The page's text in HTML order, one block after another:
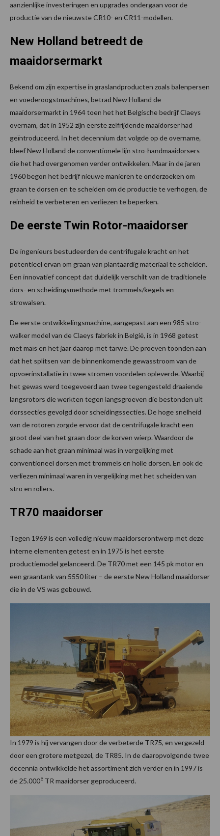
aanzienlijke investeringen en upgrades ondergaan voor de
productie van de nieuwste CR10- en CR11-modellen.
New Holland betreedt de
maaidorsermarkt
Bekend om zijn expertise in graslandproducten zoals balenpersen
en voederoogstmachines, betrad New Holland de
maaidorsermarkt in 1964 toen het het Belgische bedrijf Claeys
overnam, dat in 1952 zijn eerste zelfrijdende maaidorser had
geïntroduceerd. In het decennium dat volgde op de overname,
bleef New Holland de conventionele lijn stro-handmaaidorsers
die het had overgenomen verder ontwikkelen. Maar in de jaren
1960 begon het bedrijf nieuwe manieren te onderzoeken om
graan te dorsen en te scheiden om de productie te verhogen, de
reinheid te verbeteren en verliezen te beperken.
De eerste Twin Rotor-maaidorser
De ingenieurs bestudeerden de centrifugale kracht en het
potentieel ervan om graan van plantaardig materiaal te scheiden.
Een innovatief concept dat duidelijk verschilt van de traditionele
dors- en scheidingsmethode met trommels/kegels en
strowalsen.
De eerste ontwikkelingsmachine, aangepast aan een 985 stro-
walker model van de Claeys fabriek in België, is in 1968 getest
met maïs en het jaar daarop met tarwe. De proeven toonden aan
dat het splitsen van de binnenkomende gewasstroom van de
opvoerinstallatie in twee stromen voordelen opleverde. Waarbij
het gewas werd toegevoerd aan twee tegengesteld draaiende
langsrotors die werkten tegen langsgroeven die bestonden uit
dorssecties gevolgd door scheidingssecties. De hoge snelheid
van de rotoren zorgde ervoor dat de centrifugale kracht een
groot deel van het graan door de korven wierp. Waardoor de
schade aan het graan minimaal was in vergelijking met
conventioneel dorsen met trommels en holle dorsen. En ook de
verliezen minimaal waren in vergelijking met het scheiden van
stro en rollers.
TR70 maaidorser
Tegen 1969 is een volledig nieuw maaidorserontwerp met deze
interne elementen getest en in 1975 is het eerste
productiemodel gelanceerd. De TR70 met een 145 pk motor en
een graantank van 5550 liter – de eerste New Holland maaidorser
die in de VS was gebouwd.
In 1979 is hij vervangen door de verbeterde TR75, en vergezeld
door een grotere metgezel, de TR85. In de daaropvolgende twee
decennia ontwikkelde het assortiment zich verder en in 1997 is
de 25.000e TR maaidorser geproduceerd.